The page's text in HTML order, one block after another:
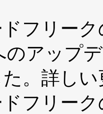
フリー
のアップ
。詳し
フリー